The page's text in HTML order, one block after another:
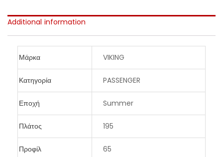
Additional information
Μάρκα VIKING
Κατηγορία PASSENGER
Εποχή Summer
Πλάτος 195
Προφίλ 65